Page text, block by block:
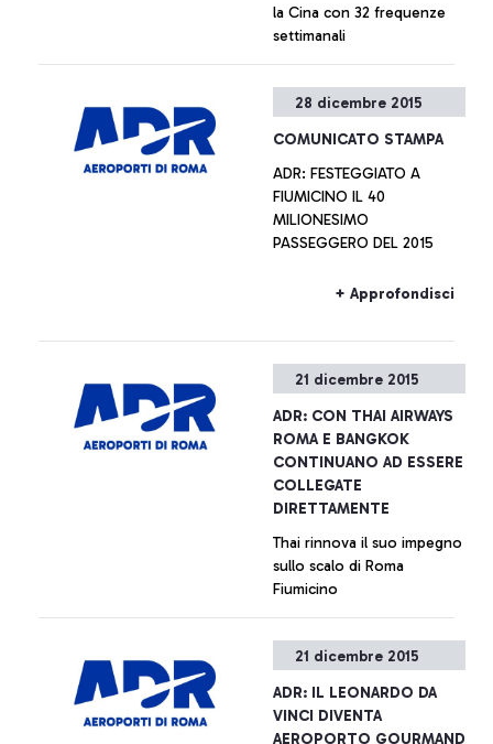
la Cina con 32 frequenze
settimanali
+ Approfondisci
28 dicembre 2015
COMUNICATO STAMPA
ADR: FESTEGGIATO A
FIUMICINO IL 40
MILIONESIMO
PASSEGGERO DEL 2015
+ Approfondisci
21 dicembre 2015
ADR: CON THAI AIRWAYS
ROMA E BANGKOK
CONTINUANO AD ESSERE
COLLEGATE
DIRETTAMENTE
Thai rinnova il suo impegno
sullo scalo di Roma
Fiumicino
+ Approfondisci
21 dicembre 2015
ADR: IL LEONARDO DA
VINCI DIVENTA
AEROPORTO GOURMAND